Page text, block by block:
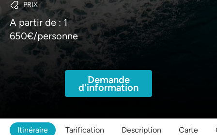
PRIX
A partir de : 1
650€/personne
Demande
d'information
Itinéraire Tarification Description Carte